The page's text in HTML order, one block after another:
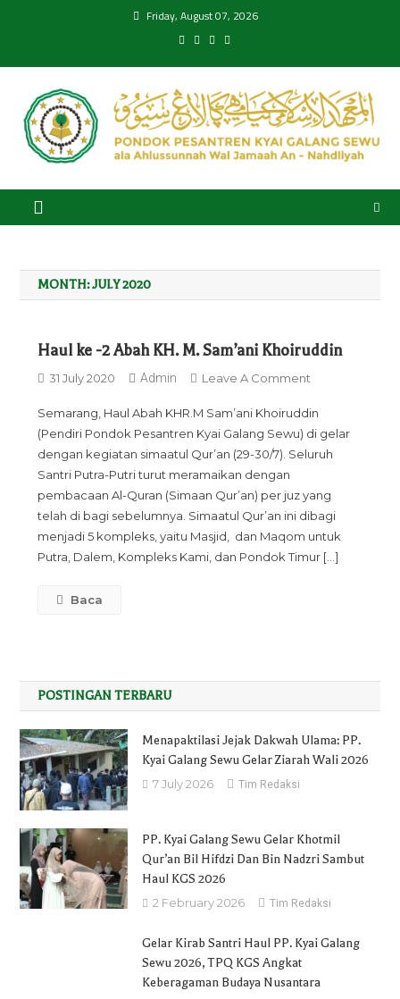
Friday, August 07, 2026
Pondok Pesantren Kyai
Galang Sewu
MONTH:JULY 2020
Haul ke -2 Abah KH. M. Sam’ani Khoiruddin
31 July 2020 Admin Leave A Comment
Ke
-2
Abah
M.
Sam’ani
Khoiruddin
Semarang, Haul Abah KHR.M Sam’ani Khoiruddin
(Pendiri Pondok Pesantren Kyai Galang Sewu) di gelar
dengan kegiatan simaatul Qur’an (29-30/7). Seluruh
Santri Putra-Putri turut meramaikan dengan
pembacaan Al-Quran (Simaan Qur’an) per juz yang
telah di bagi sebelumnya. Simaatul Qur’an ini dibagi
menjadi 5 kompleks, yaitu Masjid, dan Maqom untuk
Putra, Dalem, Kompleks Kami, dan Pondok Timur […]
Baca
POSTINGAN TERBARU
Menapaktilasi Jejak Dakwah Ulama: PP.
Kyai Galang Sewu Gelar Ziarah Wali 2026
7 July 2026 Tim Redaksi
PP. Kyai Galang Sewu Gelar Khotmil
Qur’an Bil Hifdzi Dan Bin Nadzri Sambut
Haul KGS 2026
2 February 2026 Tim Redaksi
Gelar Kirab Santri Haul PP. Kyai Galang
Sewu 2026, TPQ KGS Angkat
Keberagaman Budaya Nusantara